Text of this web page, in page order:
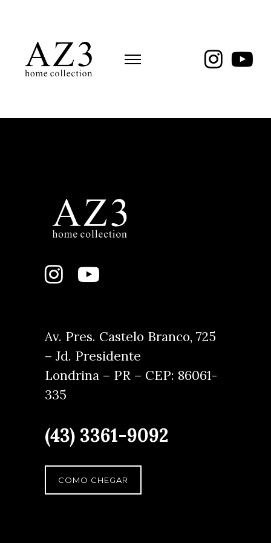
Av. Pres. Castelo Branco, 725
– Jd. Presidente
Londrina – PR – CEP: 86061-
335
(43) 3361-9092
COMO CHEGAR